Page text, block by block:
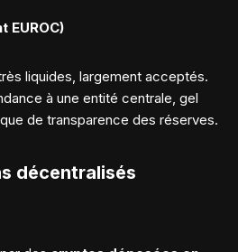
EUROC)
liquides, largement acceptés.
à une entité centrale, gel
de transparence des réserves.
décentralisés